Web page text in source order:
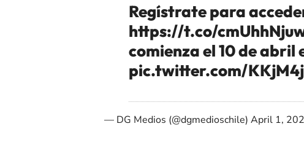
Regístrate para
https://t.co/
comienza el 10 de abril
pic.twitter.com/
— DG Medios (@dgmedioschile) April 1,